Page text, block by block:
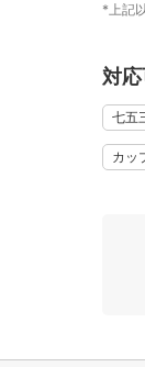
*上記
対
七五
カッ